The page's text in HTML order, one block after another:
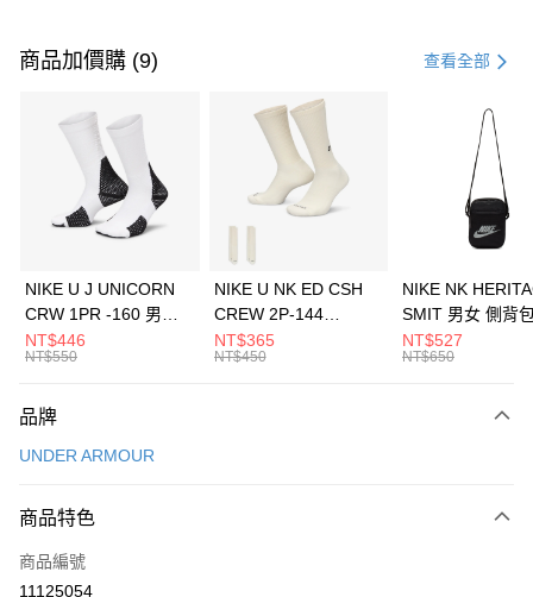
信用卡一次付款
3 期 0 利率 每期 21家銀行
合作金庫商業銀行
第一商業銀行
華南商業銀行
彰化商業銀行
上海商業儲蓄銀行
元大商業銀行
台灣樂天信用卡公司
Apple Pay
全盈+PAY
AFTEE先享後付
【關於「AFTEE先享後付」】
便利好安心！
３．安心：先確認商品／服務後，再付款。
【「AFTEE先享後付」結帳流程】
１．於結帳方式選擇「AFTEE先享後付」後，將跳轉至「AFTEE先享後付」
運送方式
每筆NT$100，滿NT$1,500(含以上)免運費
宅配
商品加價購 (9) 查看全部
NIKE U J UNICORN
CRW 1PR -160 男女
中統襪 FZ3393100
NT$446
NT$550
NIKE U NK ED CSH
CREW 2P-144
EMBRDY 男女 短統襪
FZ3073133
NT$365
NT$450
NIKE NK
SMIT 男女 側背
BA5871010
NT$527
NT$650
品牌
UNDER ARMOUR
商品特色
商品編號
11125054